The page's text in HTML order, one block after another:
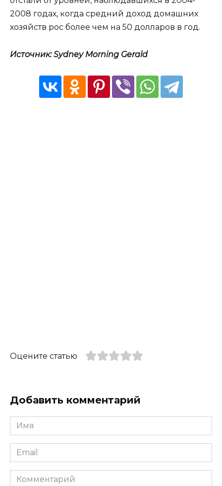
2008 годах, когда средний доход домашних
хозяйств рос более чем на 50 долларов в год.
Источник: Sydney Morning Gerald
Оцените статью
Добавить комментарий
Имя
*
Email
*
Комментарий